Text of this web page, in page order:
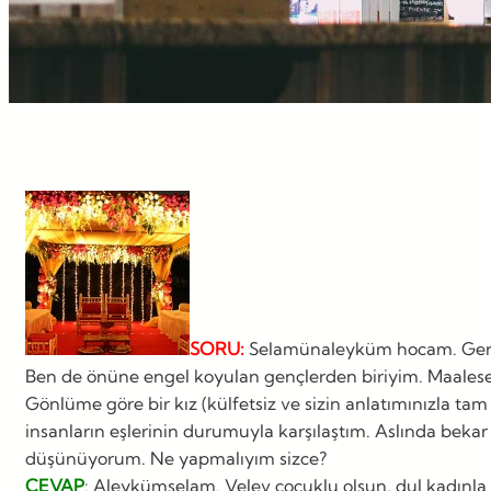
SORU: Selamünaleyküm hocam.
Ben de önüne engel koyulan gençlerden biriyim.
Gönlüme göre bir kız (külfetsiz ve sizin anlatımınızla
insanların eşlerinin durumuyla karşılaştım. Aslında
düşünüyorum. Ne yapmalıyım sizce?
CEVAP: Aleykümselam. Velev çocuklu olsun, dul